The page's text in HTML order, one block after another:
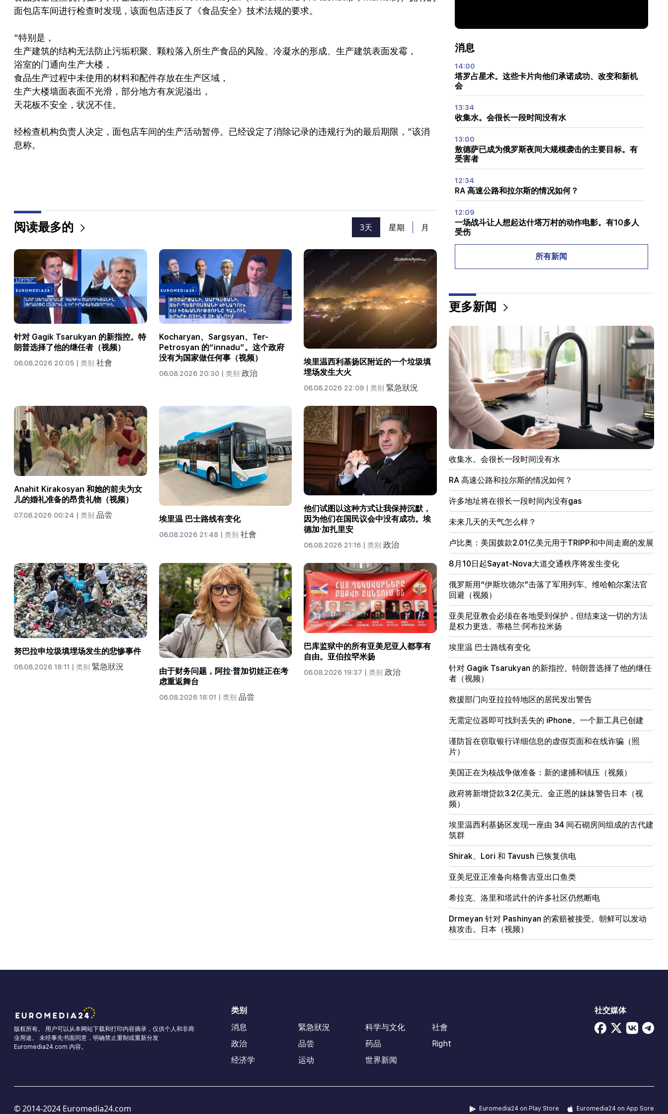
面包店车间进行检查时发现，该面包店违反了《食品安全》技术法规的要求。
“特别是，
生产建筑的结构无法防止污垢积聚、颗粒落入所生产食品的风险、冷凝水的形成、生产建筑表面发霉，
浴室的门通向生产大楼，
食品生产过程中未使用的材料和配件存放在生产区域，
生产大楼墙面表面不光滑，部分地方有灰泥溢出，
天花板不安全，状况不佳。
经检查机构负责人决定，面包店车间的生产活动暂停。已经设定了消除记录的违规行为的最后期限，”该消
息称。
阅读最多的 3天 星期 月
针对 Gagik Tsarukyan 的新指控。特
朗普选择了他的继任者（视频）
06.08.2026 20:05 | 类别 社會
Kocharyan、Sargsyan、Ter-
Petrosyan 的“innadu”。这个政府
没有为国家做任何事（视频）
06.08.2026 20:30 | 类别 政治
埃里温西利基扬区附近的一个垃圾填
埋场发生大火
06.08.2026 22:09 | 类别 緊急狀況
Anahit Kirakosyan 和她的前夫为女
儿的婚礼准备的昂贵礼物（视频）
07.08.2026 00:24 | 类别 品尝 埃里温 巴士路线有变化
06.08.2026 21:48 | 类别 社會
他们试图以这种方式让我保持沉默，
因为他们在国民议会中没有成功。埃
德加·加扎里安
06.08.2026 21:16 | 类别政治
努巴拉申垃圾填埋场发生的悲惨事件
06.08.2026 18:11 | 类别 緊急狀況
由于财务问题，阿拉·普加切娃正在考
虑重返舞台
06.08.2026 18:01 | 类别 品尝
巴库监狱中的所有亚美尼亚人都享有
自由。亚伯拉罕米扬
06.08.2026 19:37 | 类别政治
消息
14:00
塔罗占星术。这些卡片向他们承诺成功、改变和新机
会
13:34
收集水。会很长一段时间没有水
13:00
敖德萨已成为俄罗斯夜间大规模袭击的主要目标。有
受害者
12:34
RA 高速公路和拉尔斯的情况如何？
12:09
一场战斗让人想起达什塔万村的动作电影。有10多人
受伤
11年没有剪头发了。印度一名居民创造了头发长度的
11:34
科学家发现一种蘑菇可以让不同国家的人产生类似的
幻觉
11:00
不是代替老师。机器人在学校中的理想角色已经揭晓
10:34
科学家发现鸣禽人类语言的关键特征之一
10:00
最罕见的景象：无人机在澳大利亚海岸拍摄到抹香鲸
的诞生（视频）
01:49
Argam Abrahamyan 被拘留两个月
许多地址将在很长一段时间内没有gas
23:50
未来几天的天气怎么样？
埃里温发生的悲惨事件
22:50
反对派的处境并不令人羡慕。在他们面前的是经验丰
富的煽动者（视频）
“重罪犯想要从医院买一个甜甜圈。” Gor Hakobyan
亲手为儿子制作甜甜圈（视频）
21:19
塔斯社：美国特使未来10天内可能访问基辅和莫斯科
20:57
影响者因政治广告将被罚款 5,000 美元
20:38
你是谁，居然用泳池的名字来称呼天主教徒？阿玛利
亚（视频）
20:20
钱会像河流一样流动。这三个生肖八月下旬发财
所有新闻
更多新闻
收集水。会很长一段时间没有水
RA 高速公路和拉尔斯的情况如何？
许多地址将在很长一段时间内没有gas
未来几天的天气怎么样？
卢比奥：美国拨款2.01亿美元用于TRIPP和中间走廊的发展
8月10日起Sayat-Nova大道交通秩序将发生变化
俄罗斯用“伊斯坎德尔”击落了军用列车。维哈帕尔案法官
回避（视频）
亚美尼亚教会必须在各地受到保护，但结束这一切的方法
是权力更迭。蒂格兰·阿布拉米扬
埃里温 巴士路线有变化
针对 Gagik Tsarukyan 的新指控。特朗普选择了他的继任
者（视频）
救援部门向亚拉拉特地区的居民发出警告
无需定位器即可找到丢失的 iPhone。一个新工具已创建
谨防旨在窃取银行详细信息的虚假页面和在线诈骗（照
片）
美国正在为核战争做准备：新的逮捕和镇压（视频）
政府将新增贷款3.2亿美元。金正恩的妹妹警告日本（视
频）
埃里温西利基扬区发现一座由 34 间石砌房间组成的古代建
筑群
Shirak、Lori 和 Tavush 已恢复供电
亚美尼亚正准备向格鲁吉亚出口鱼类
希拉克、洛里和塔武什的许多社区仍然断电
Drmeyan 针对 Pashinyan 的索赔被接受。朝鲜可以发动
核攻击。日本（视频）
版权所有。 用户可以从本网站下载和打印内容摘录，仅供个人和非商
业用途。 未经事先书面同意，明确禁止重制或重新分发
Euromedia24.com 内容。
类别
消息
政治
经济学
緊急狀況
品尝
运动
科学与文化
药品
世界新闻
社會
Right
社交媒体
© 2014-2024 Euromedia24.com Euromedia24 on Play Store Euromedia24 on App Sore